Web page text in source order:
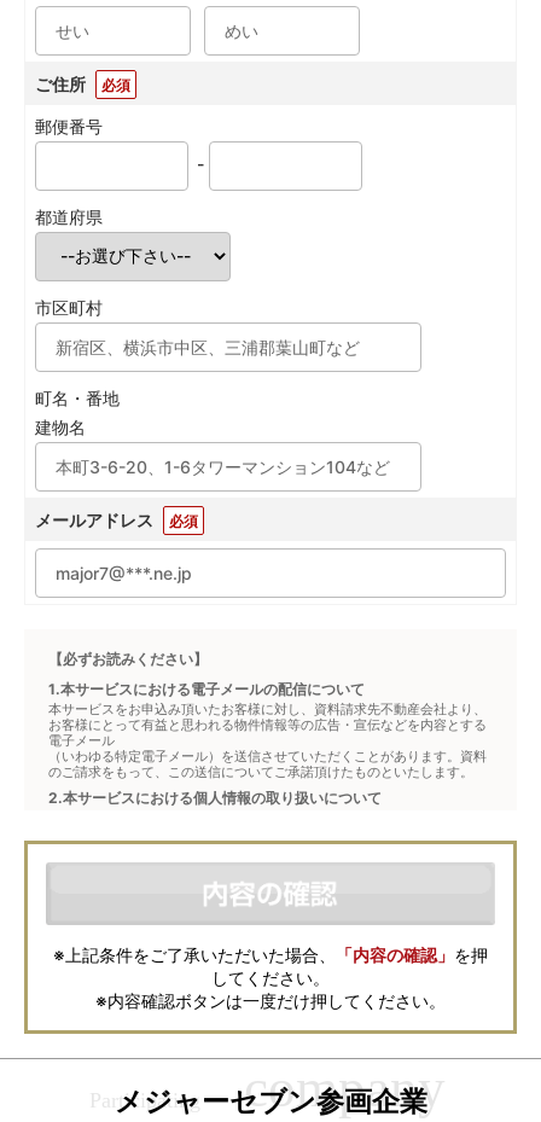
ご住所 必須
郵便番号
-
都道府県
市区町村
町名・番地
建物名
メールアドレス 必須
【必ずお読みください】
1.本サービスにおける電子メールの配信について
本サービスをお申込み頂いたお客様に対し、資料請求先不動産会社より、
お客様にとって有益と思われる物件情報等の広告・宣伝などを内容とする
電子メール
（いわゆる特定電子メール）を送信させていただくことがあります。資料
のご請求をもって、この送信についてご承諾頂けたものといたします。
2.本サービスにおける個人情報の取り扱いについて
本フォームからお客様が記入・登録された個人情報は、ダイレクトメール
などの資料送付・電子メールの送信・電話連絡などの目的で資料請求先不
動産会社が利用・保管します。資料請求先不動産会社が保管する個人情報
の取扱いについては、各不動産会社に直接お問合せください。
また、上記とは別にメジャーセブンでは本サービスを円滑に運用するため
に、お客様の個人情報をサービスご利用の控えとして一定期間保管いたし
ます。 ご記入の内容が不明瞭で資料をお送りできない場合、その他当社が
本サービスを円滑に運用するために必要な範囲において、直接メジャーセ
ブンから確認のご連絡をさせていただくことがありますので、あらかじめ
ご了承ください。
メジャーセブンの個人情報の取扱い方針についてはこちらをご覧くださ
※上記条件をご了承いただいた場合、 「内容の確認」 を押
してください。
※内容確認ボタンは一度だけ押してください。
メジャーセブン参画企業